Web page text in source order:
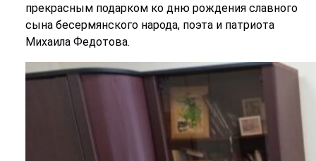
прекрасным подарком ко дню рождения славного
сына бесермянского народа, поэта и патриота
Михаила Федотова.